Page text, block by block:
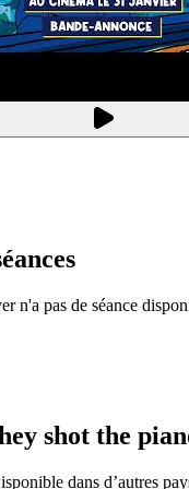
n'a pas de séance
shot the
dans d’autres